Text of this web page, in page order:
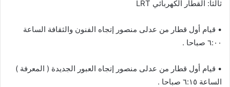
ثالثا: القطار الكهربائي LRT
• قيام أول قطار من عدلى منصور إتجاه الفنون والثقافة الساعة
٦:٠٠ صباحا .
• قيام أول قطار من عدلى منصور إتجاه العبور الجديدة ( المعرفة )
الساعة ٦:١٥ صباحا .